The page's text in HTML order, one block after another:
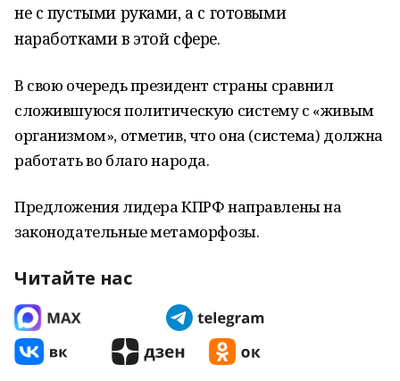
не с пустыми руками, а с готовыми
наработками в этой сфере.
В свою очередь президент страны сравнил
сложившуюся политическую систему с «живым
организмом», отметив, что она (система) должна
работать во благо народа.
Предложения лидера КПРФ направлены на
законодательные метаморфозы.
Читайте нас